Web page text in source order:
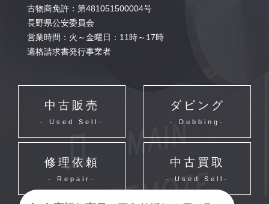
古物商免許：第481051500004号
長野県公安委員会
営業時間：火～金曜日：11時～17時
適格請求書発行事業者
中古販売
- Used Sell-
ダビング
- Dubbing-
修理依頼
- Repair-
中古買取
- Used Sell-